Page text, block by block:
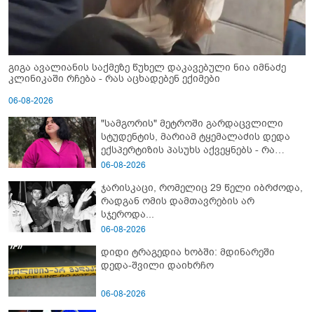
გიგა ავალიანის საქმეზე წუხელ დაკავებული ნია იმნაძე
კლინიკაში რჩება - რას აცხადებენ ექიმები
06-08-2026
"სამგორის" მეტროში გარდაცვლილი
სტუდენტის, მარიამ ტყემალაძის დედა
ექსპერტიზის პასუხს აქვეყნებს - რა
გახდა გოგონას გარდაცვალების მიზეზი?
06-08-2026
ჯარისკაცი, რომელიც 29 წელი იბრძოდა,
რადგან ომის დამთავრების არ
სჯეროდა...
06-08-2026
დიდი ტრაგედია ხობში: მდინარეში
დედა-შვილი დაიხრჩო
06-08-2026